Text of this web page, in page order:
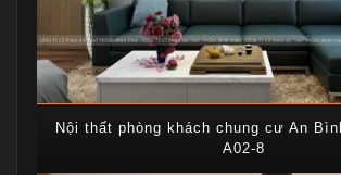
Nội thất phòng khách chung cư An
A02-8